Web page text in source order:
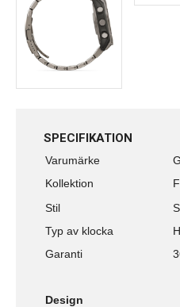
SPECIFIKATION
Varumärke
Kollektion
Stil
Typ av klocka
Garanti
Design